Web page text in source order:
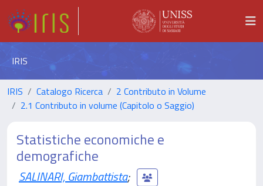
IRIS
IRIS Catalogo Ricerca
2 Contributo in Volume
2.1 Contributo in volume (Capitolo o Saggio)
Statistiche economiche e
demografiche
SALINARI, Giambattista;